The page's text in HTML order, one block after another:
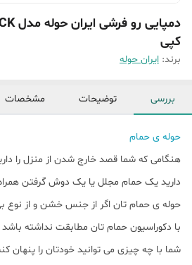
کپی
برند: ایران حوله
بررسی توضیحات مشخصات
حوله ی حمام
هنگامی که شما قصد خارج شدن از منزل را
دارید یک حمام مجلل یا یک دوش گرفتن
حوله ی حمام تان اگر از جنس خشن و از نوع
با دکوراسیون حمام تان مطابقت نداشته
شما با چه چیزی می توانید خودتان را